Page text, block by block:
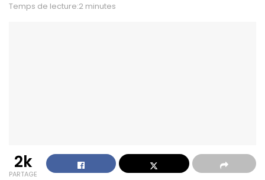
Temps de lecture:2 minutes
2k
PARTAGE